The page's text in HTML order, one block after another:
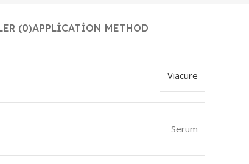
(0)APPLICATION METHOD
Viacure
Serum